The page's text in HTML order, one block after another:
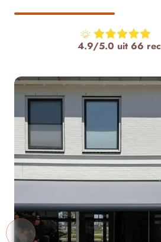
4.9/5.0 uit 66